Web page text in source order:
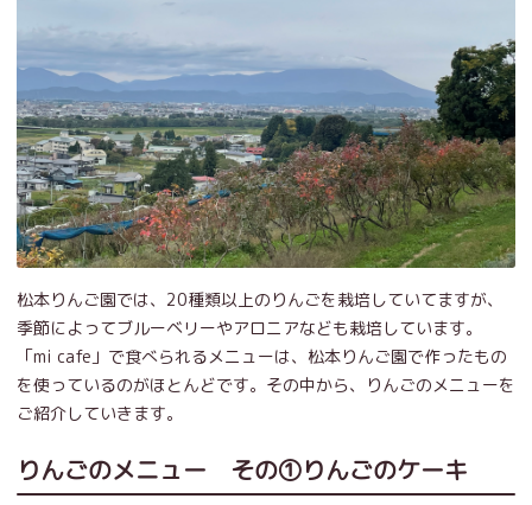
松本りんご園では、20種類以上のりんごを栽培していてますが、
季節によってブルーベリーやアロニアなども栽培しています。
「mi cafe」で食べられるメニューは、松本りんご園で作ったもの
を使っているのがほとんどです。その中から、りんごのメニューを
ご紹介していきます。
りんごのメニュー その①りんごのケーキ